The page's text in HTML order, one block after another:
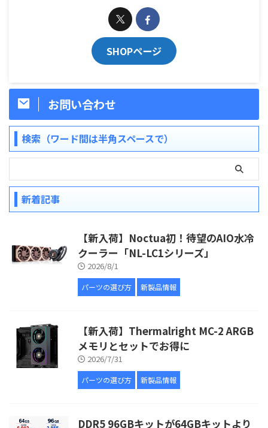
SHOPページ
お問い合わせ
検索（ワード間は半角スペースで）
新着記事
【新入荷】Noctua初！待望のAIO水冷
クーラー「NL-LC1シリーズ」
2026/8/1
パーツの選び方 新製品情報
【新入荷】Thermalright MC-2 ARGB
メモリとセットでお得に
2026/7/31
パーツの選び方 新製品情報
DDR5 96GBキットが64GBキットより